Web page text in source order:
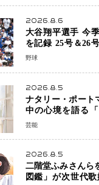
2026.8.6
大谷翔平選手 今
を記録 25号＆26
ースは今季ワース
野球
2026.8.5
ナタリー・ポート
中の心境を語る
に」マタニティフ
芸能
2026.8.5
二階堂ふみさんら
図鑑」が次世代